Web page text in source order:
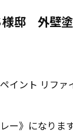
様邸 外壁
イント リファ
ー》になりま